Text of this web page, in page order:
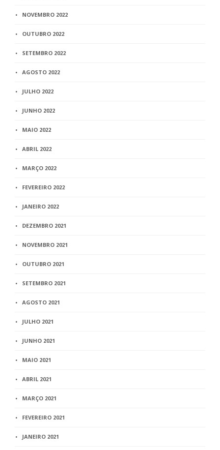
NOVEMBRO 2022
OUTUBRO 2022
SETEMBRO 2022
AGOSTO 2022
JULHO 2022
JUNHO 2022
MAIO 2022
ABRIL 2022
MARÇO 2022
FEVEREIRO 2022
JANEIRO 2022
DEZEMBRO 2021
NOVEMBRO 2021
OUTUBRO 2021
SETEMBRO 2021
AGOSTO 2021
JULHO 2021
JUNHO 2021
MAIO 2021
ABRIL 2021
MARÇO 2021
FEVEREIRO 2021
JANEIRO 2021